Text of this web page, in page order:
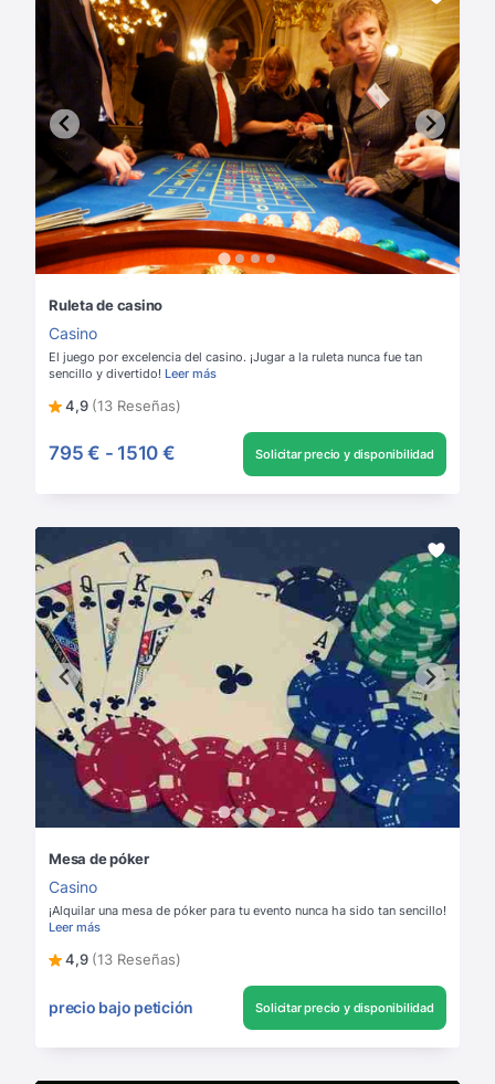
Ruleta de casino
Casino
El juego por excelencia del casino. ¡Jugar a la ruleta nunca fue tan
sencillo y divertido! Leer más
4,9 (13 Reseñas)
795 € - 1510 € Solicitar precio y disponibilidad
Mesa de póker
Casino
¡Alquilar una mesa de póker para tu evento nunca ha sido tan sencillo!
Leer más
4,9 (13 Reseñas)
precio bajo petición Solicitar precio y disponibilidad